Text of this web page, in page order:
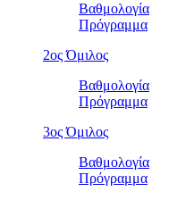
Βαθμολογία
Πρόγραμμα
2ος Όμιλος
Βαθμολογία
Πρόγραμμα
3ος Όμιλος
Βαθμολογία
Πρόγραμμα